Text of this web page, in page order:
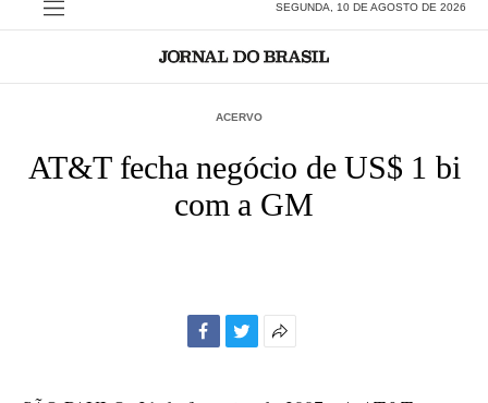
SEGUNDA, 10 DE AGOSTO DE 2026
ACERVO
AT&T fecha negócio de US$ 1 bi
com a GM